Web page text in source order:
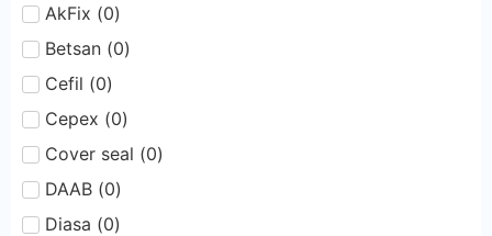
AkFix (0)
Betsan (0)
Cefil (0)
Cepex (0)
Cover seal (0)
DAAB (0)
Diasa (0)